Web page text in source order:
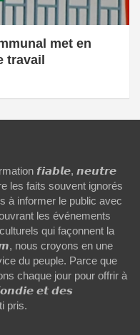
met en
travail
𝙛𝙞𝙖𝙗𝙡𝙚, 𝙣𝙚𝙪𝙩𝙧𝙚
les faits souvent ignorés
à informer le public avec
les événements
qui façonnent la
nous croyons en une
du peuple. Parce que
chaque jour pour offrir à
𝙚𝙩 𝙙𝙚𝙨
pris.